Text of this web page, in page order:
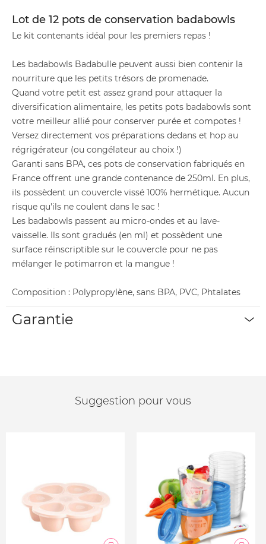
Lot de 12 pots de conservation badabowls
Le kit contenants idéal pour les premiers repas !
Les badabowls Badabulle peuvent aussi bien contenir la
nourriture que les petits trésors de promenade.
Quand votre petit est assez grand pour attaquer la
diversification alimentaire, les petits pots badabowls sont
votre meilleur allié pour conserver purée et compotes !
Versez directement vos préparations dedans et hop au
régrigérateur (ou congélateur au choix !)
Garanti sans BPA, ces pots de conservation fabriqués en
France offrent une grande contenance de 250ml. En plus,
ils possèdent un couvercle vissé 100% hermétique. Aucun
risque qu'ils ne coulent dans le sac !
Les badabowls passent au micro-ondes et au lave-
vaisselle. Ils sont gradués (en ml) et possèdent une
surface réinscriptible sur le couvercle pour ne pas
mélanger le potimarron et la mangue !
Composition : Polypropylène, sans BPA, PVC, Phtalates
Garantie
Suggestion pour vous